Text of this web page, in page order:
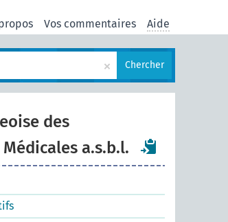
Vos commentaires Aide
× Chercher
des
a.s.b.l.